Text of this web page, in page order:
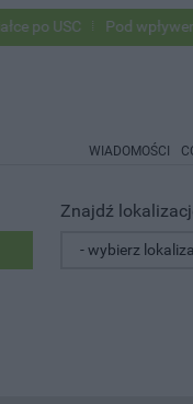
Pod wpływem
WIADOMOŚCI
Znajdź